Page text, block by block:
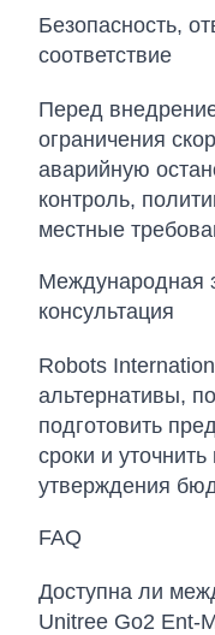
Безопасность,
соответствие
Перед
ограничения
аварийную
контроль,
местные
Международная
консультация
Robots
альтернативы,
подготовить
сроки и
утверждения
FAQ
Доступна ли
Unitree Go2 Ent-